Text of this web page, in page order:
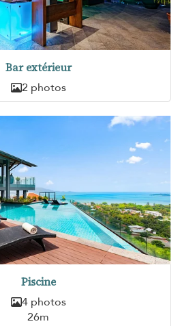
Bar extérieur
2 photos
Piscine
4 photos
26m